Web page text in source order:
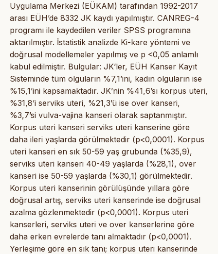
Uygulama Merkezi (EÜKAM) tarafından 1992-2017
arası EÜH’de 8332 JK kaydı yapılmıştır. CANREG-4
programı ile kaydedilen veriler SPSS programına
aktarılmıştır. İstatistik analizde Ki-kare yöntemi ve
doğrusal modellemeler yapılmış ve p <0,05 anlamlı
kabul edilmiştir. Bulgular: JK’ler, EÜH Kanser Kayıt
Sisteminde tüm olguların %7,1’ini, kadın olguların ise
%15,1’ini kapsamaktadır. JK’nin %41,6’sı korpus uteri,
%31,8’i serviks uteri, %21,3’ü ise over kanseri,
%3,7’si vulva-vajina kanseri olarak saptanmıştır.
Korpus uteri kanseri serviks uteri kanserine göre
daha ileri yaşlarda görülmektedir (p<0,0001). Korpus
uteri kanseri en sık 50-59 yaş grubunda (%35,9),
serviks uteri kanseri 40-49 yaşlarda (%28,1), over
kanseri ise 50-59 yaşlarda (%30,1) görülmektedir.
Korpus uteri kanserinin görülüşünde yıllara göre
doğrusal artış, serviks uteri kanserinde ise doğrusal
azalma gözlenmektedir (p<0,0001). Korpus uteri
kanserleri, serviks uteri ve over kanserlerine göre
daha erken evrelerde tanı almaktadır (p<0,0001).
Yerleşime göre en sık tanı; korpus uteri kanserinde